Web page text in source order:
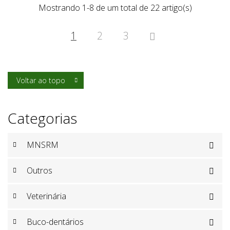
Categorias
MNSRM 
Outros 
Veterinária 
Buco-dentários 
Mostrando 1-8 de um total de 22 artigo(s)
1 2 3 
Voltar ao topo 